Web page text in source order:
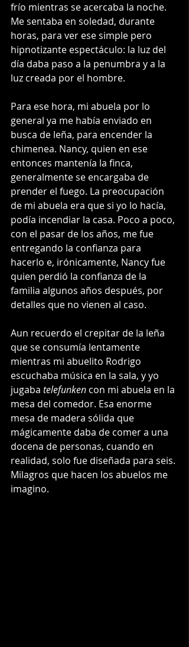
frío mientras se acercaba la noche.
Me sentaba en soledad, durante
horas, para ver ese simple pero
hipnotizante espectáculo: la luz del
día daba paso a la penumbra y a la
luz creada por el hombre.
Para ese hora, mi abuela por lo
general ya me había enviado en
busca de leña, para encender la
chimenea. Nancy, quien en ese
entonces mantenía la finca,
generalmente se encargaba de
prender el fuego. La preocupación
de mi abuela era que si yo lo hacía,
podía incendiar la casa. Poco a poco,
con el pasar de los años, me fue
entregando la confianza para
hacerlo e, irónicamente, Nancy fue
quien perdió la confianza de la
familia algunos años después, por
detalles que no vienen al caso.
Aun recuerdo el crepitar de la leña
que se consumía lentamente
mientras mi abuelito Rodrigo
escuchaba música en la sala, y yo
jugaba telefunken con mi abuela en la
mesa del comedor. Esa enorme
mesa de madera sólida que
mágicamente daba de comer a una
docena de personas, cuando en
realidad, solo fue diseñada para seis.
Milagros que hacen los abuelos me
imagino.